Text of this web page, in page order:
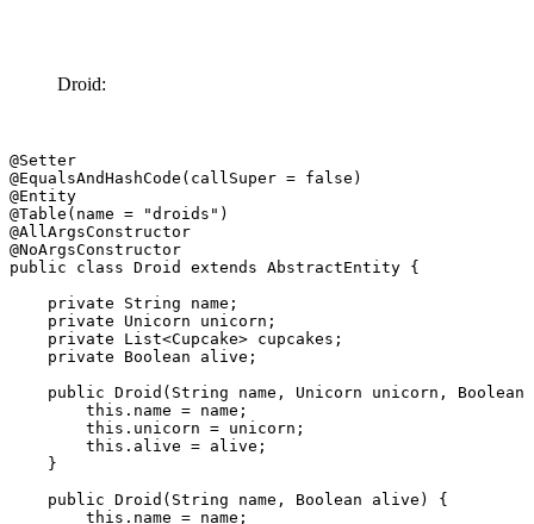
Droid:
@Setter
@EqualsAndHashCode(callSuper = false)
@Entity
@Table(name = "droids")
@AllArgsConstructor
@NoArgsConstructor
public class Droid extends AbstractEntity {
    private String name;
    private Unicorn unicorn;
    private List<Cupcake> cupcakes;
    private Boolean alive;
public Droid(String name, Unicorn unicorn, Boolean
        this.name = name;
        this.unicorn = unicorn;
        this.alive = alive;
    }
    public Droid(String name, Boolean alive) {
        this.name = name;